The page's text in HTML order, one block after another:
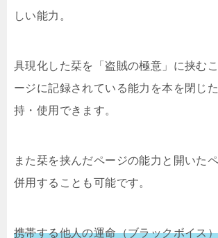
しい能力。
具現化した栞を「盗賊の極意」に挟む
ージに記録されている能力を本を閉じ
持・使用できます。
また栞を挟んだページの能力と開いた
併用することも可能です。
携帯する他人の運命（ブラックボイス）